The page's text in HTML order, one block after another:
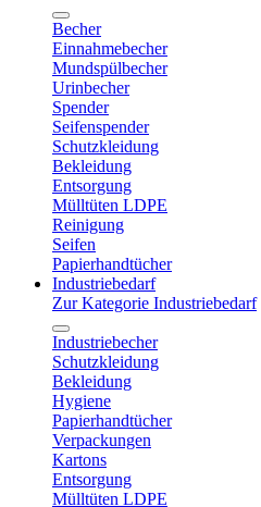
Becher
Einnahmebecher
Mundspülbecher
Urinbecher
Spender
Seifenspender
Schutzkleidung
Bekleidung
Entsorgung
Mülltüten LDPE
Reinigung
Seifen
Papierhandtücher
Industriebedarf
Zur Kategorie Industriebedarf
Industriebecher
Schutzkleidung
Bekleidung
Hygiene
Papierhandtücher
Verpackungen
Kartons
Entsorgung
Mülltüten LDPE